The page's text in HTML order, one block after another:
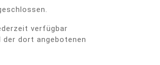
verfügbar
dort angebotenen